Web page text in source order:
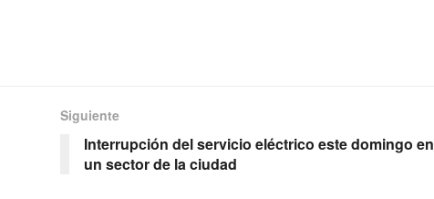
Siguiente
Interrupción del servicio eléctrico este domingo en
un sector de la ciudad